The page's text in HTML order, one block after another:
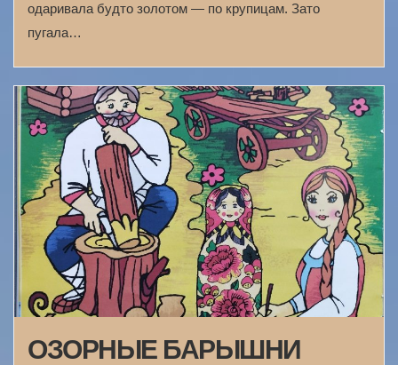
одаривала будто золотом — по крупицам. Зато
пугала…
ОЗОРНЫЕ БАРЫШНИ